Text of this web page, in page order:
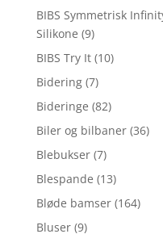
BIBS Symmetrisk
Silikone (9)
BIBS Try It (10)
Bidering (7)
Bideringe (82)
Biler og bilbaner (36)
Blebukser (7)
Blespande (13)
Bløde bamser (164)
Bluser (9)